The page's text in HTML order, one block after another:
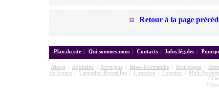
Retour à la page
Plan du site | Qui sommes-nous | Contacts | Infos légales |
Alsace Aquitaine Auvergne Basse-Normandie Bourgogne
de-France| Langedoc-Roussillon Limousin Lorraine|
Midi-
©